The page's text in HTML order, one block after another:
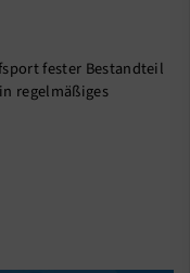
fester Bestandteil
regelmäßiges